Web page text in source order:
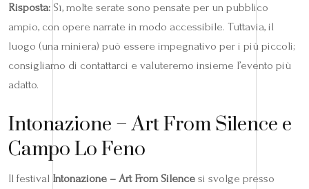
Risposta: Sì, molte serate sono pensate per un pubblico
ampio, con opere narrate in modo accessibile. Tuttavia, il
luogo (una miniera) può essere impegnativo per i più piccoli;
consigliamo di contattarci e valuteremo insieme l’evento più
adatto.
Intonazione – Art From Silence e
Campo Lo Feno
Il festival Intonazione – Art From Silence si svolge presso